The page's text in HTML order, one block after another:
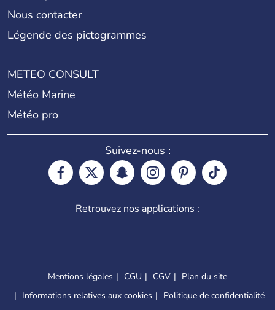
Nous contacter
Légende des pictogrammes
METEO CONSULT
Météo Marine
Météo pro
Suivez-nous :
Retrouvez nos applications :
Mentions légales CGU CGV
Plan du site
Informations relatives aux cookies
Politique de confidentialité